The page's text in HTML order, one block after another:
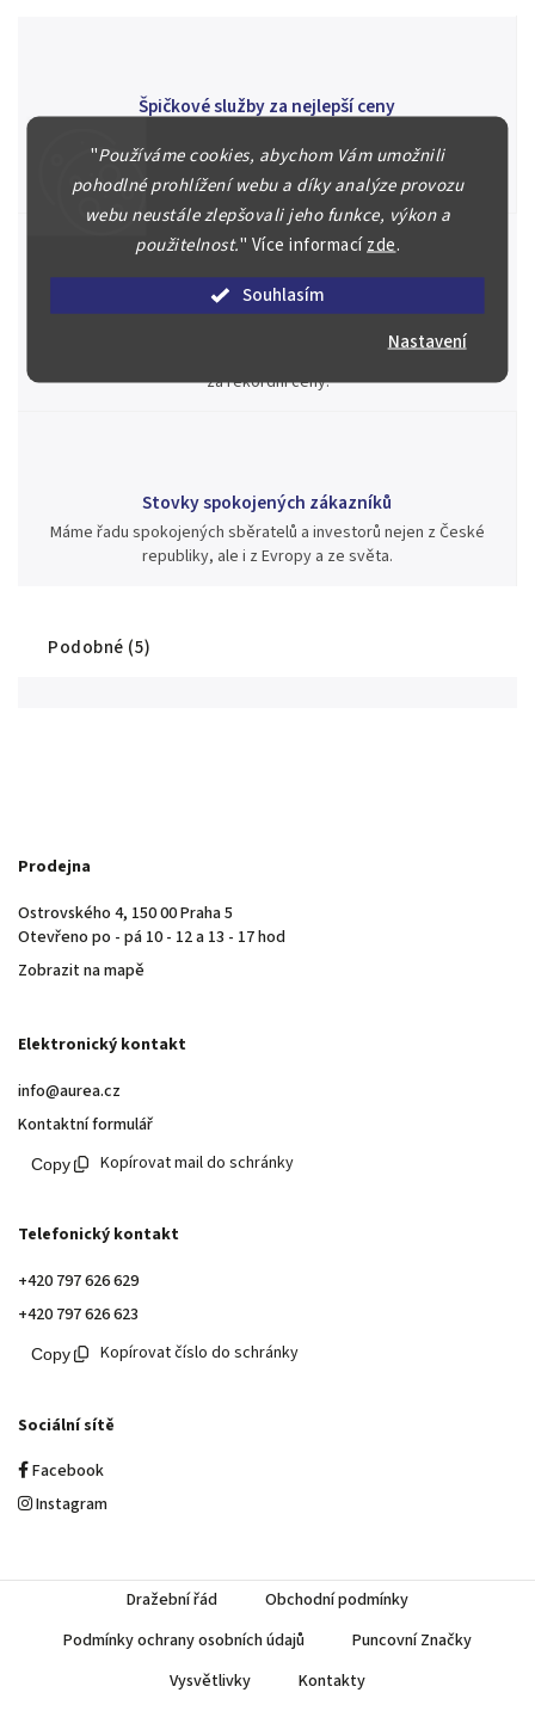
"Používáme cookies, abychom Vám umožnili
pohodlné prohlížení webu a díky analýze provozu
webu neustále zlepšovali jeho funkce, výkon a
použitelnost." Více informacízde.
Souhlasím
Nastavení
Špičkové služby za nejlepší ceny
Posoudíme kvalitu a pravost Vašeho materiálu, prodáme v naší
aukci nebo Vám poradíme kam investovat.
Jsme zde pro Vás nepřetržitě již od roku 2000
Během té doby jsme v našich aukcích prodali významné sbírky i
jednotlivé kusy unikátních mincí, bankovek, řádů a vyznamenání
za rekordní ceny.
Stovky spokojených zákazníků
Máme řadu spokojených sběratelů a investorů nejen z České
republiky, ale i z Evropy a ze světa.
Podobné (5)
Prodejna
Ostrovského 4, 150 00 Praha 5
Otevřeno po - pá 10 - 12 a 13 - 17 hod
Zobrazit na mapě
Elektronický kontakt
info@aurea.cz
Kontaktní formulář
Kopírovat mail do schránky
Telefonický kontakt
+420 797 626 629
+420 797 626 623
Kopírovat číslo do schránky
Sociální sítě
Facebook
Instagram
Dražební řád
Obchodní podmínky
Podmínky ochrany osobních údajů
Puncovní Značky
Vysvětlivky
Kontakty